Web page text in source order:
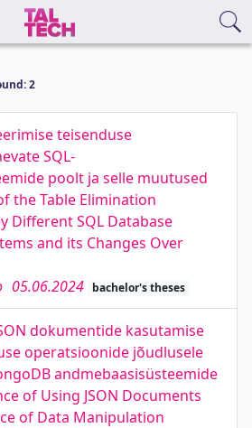
2
teisenduse
SQL-
poolt ja selle muutused
the Table Elimination
Different SQL Database
and its Changes Over
05.06.2024 bachelor's theses
dokumentide kasutamise
operatsioonide jõudlusele
andmebaasisüsteemide
of Using JSON Documents
of Data Manipulation